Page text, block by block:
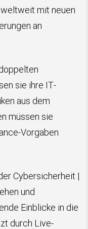
mit neuen
an
sie ihre IT-
aus dem
müssen sie
Vorgaben
Cybersicherheit |
und
Einblicke in die
durch Live-